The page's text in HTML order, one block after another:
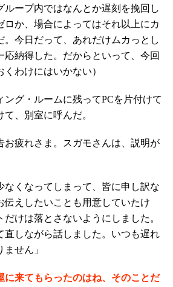
ープ内ではなんとか遅刻を挽回し
ロか、場合によってはそれ以上にカ
。今日だって、あれだけムカっとし
応納得した。だからといって、今回
わけにはいかない）
グ・ルームに残ってPCを片付けて
、別室に呼んだ。
お疲れさま。スガモさんは、説明が
くなってしまって、皆に申し訳な
伝えしたいことも用意していたけ
けは落とさないようにしました。
直しながら話しました。いつも遅れ
せん」
に来てもらったのはね、そのことだ